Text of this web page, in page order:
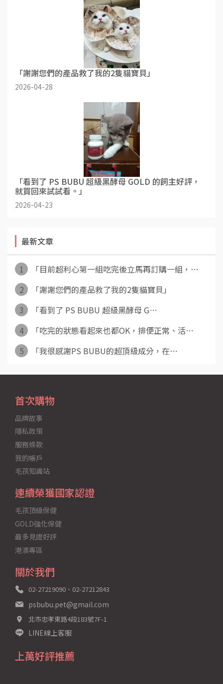
「謝謝您們的產品救了我的2隻貓寶貝」
2026-04-28
「看到了 PS BUBU 超級黑酵母 GOLD 的飼主好評，
就買回來試試看。」
2026-04-23
最新文章
1
「目前超利心第一組吃完後立馬再訂購一組，⋯
2
「謝謝您們的產品救了我的2隻貓寶貝」
3
「看到了 PS BUBU 超級黑酵母 G⋯
4
「吃完的狀態看起來也都OK，排便正常、活⋯
5
「我很感謝PS BUBU的超頂級成分，在⋯
關於我們
02-27219090、02-27212843
psbubu.pet@gmail.com
北市忠孝東路4段183號7F-1
LINE線上客服
首次購物
品牌故事
隱私政策
服務條款
我的帳戶
毛孩知識站
連續榮獲國家認證
毛孩頂級保健
GOLD強化保健
最多見證好評
港澳專區
上萬好評推薦